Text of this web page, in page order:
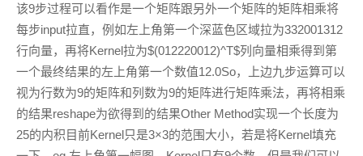
该9步过程可以看作是一个矩阵跟另外一个矩阵的矩阵相乘将
每步input拉直，例如左上角第一个深蓝色区域拉为332001312
行向量，再将Kernel拉为$(012220012)^T$列向量相乘得到第
一个最终结果的左上角第一个数值12.0So，上边九步运算可以
视为行数为9的矩阵和列数为9的矩阵进行矩阵乘法，再将相乘
的结果reshape为欲得到的结果Other Method实现一个长度为
25的内积目前Kernel只是3×3的范围大小，若是将Kernel填充